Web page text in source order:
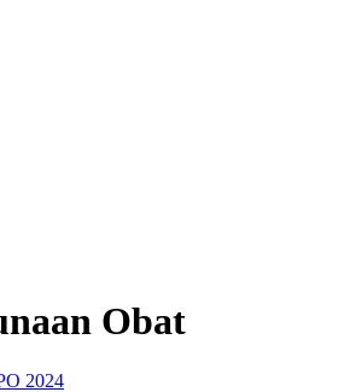
Obat
2024